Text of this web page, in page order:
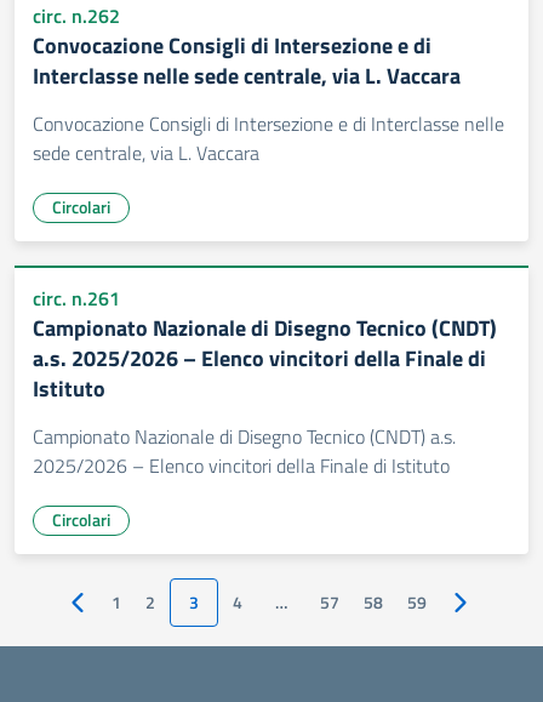
circ. n.262
Convocazione Consigli di Intersezione e di
Interclasse nelle sede centrale, via L. Vaccara
Convocazione Consigli di Intersezione e di Interclasse nelle
sede centrale, via L. Vaccara
Circolari
circ. n.261
Campionato Nazionale di Disegno Tecnico (CNDT)
a.s. 2025/2026 – Elenco vincitori della Finale di
Istituto
Campionato Nazionale di Disegno Tecnico (CNDT) a.s.
2025/2026 – Elenco vincitori della Finale di Istituto
Circolari
Pagina precedente
1 2 3 4 … 57 58 59 Pagina